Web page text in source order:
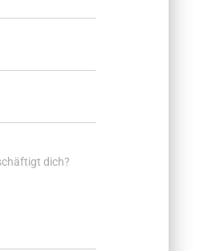
dich?